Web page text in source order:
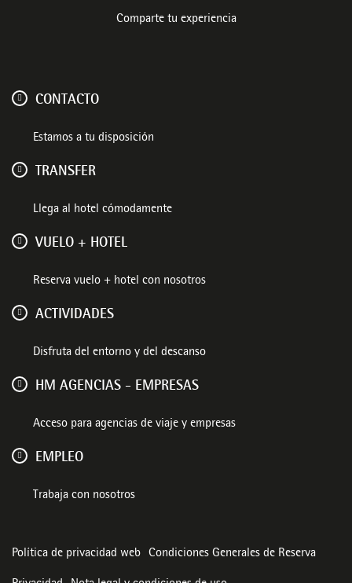
Comparte tu experiencia
CONTACTO
Estamos a tu disposición
TRANSFER
Llega al hotel cómodamente
VUELO + HOTEL
Reserva vuelo + hotel con nosotros
ACTIVIDADES
Disfruta del entorno y del descanso
HM AGENCIAS - EMPRESAS
Acceso para agencias de viaje y empresas
EMPLEO
Trabaja con nosotros
Política de privacidad web Condiciones Generales de Reserva